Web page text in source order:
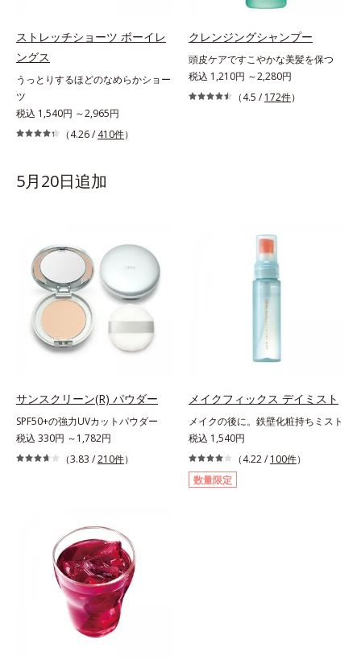
ストレッチショーツ ボーイレ
ングス
うっとりするほどのなめらかショー
ツ
税込 1,540円 ～2,965円
（4.26 / 410件）
クレンジングシャンプー
頭皮ケアですこやかな美髪を保つ
税込 1,210円 ～2,280円
（4.5 / 172件）
5月20日追加
サンスクリーン(R) パウダー
SPF50+の強力UVカットパウダー
税込 330円 ～1,782円
（3.83 /210件）
メイクフィックス デイミスト
メイクの後に。鉄壁化粧持ちミスト
税込 1,540円
（4.22 / 100件）
数量限定